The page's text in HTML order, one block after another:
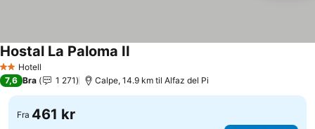
2 Stjerner
Hotell
Hostal La Paloma II
7,6 Bra 1 271 Calpe, 14.9 km til Alfaz del Pi
Fra 461 kr